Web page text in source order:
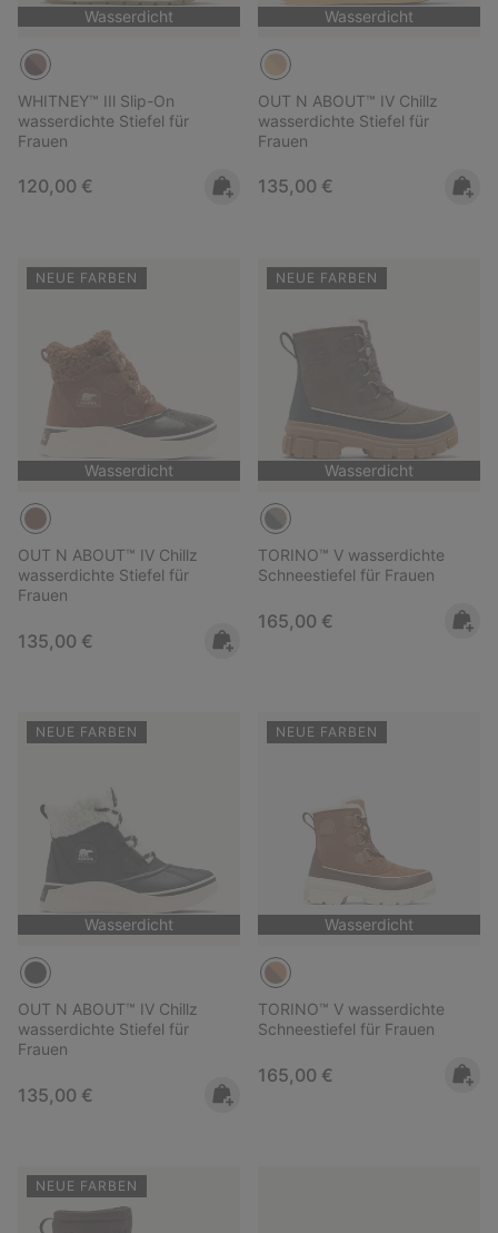
Wasserdicht
WHITNEY™ IIl Slip-On
wasserdichte Stiefel für
Frauen
Regular price:
120,00 €
Wasserdicht
OUT N ABOUT™ IV Chillz
wasserdichte Stiefel für
Frauen
Regular price:
135,00 €
NEUE FARBEN
Wasserdicht
OUT N ABOUT™ IV Chillz
wasserdichte Stiefel für
Frauen
Regular price:
135,00 €
NEUE FARBEN
Wasserdicht
TORINO™ V wasserdichte
Schneestiefel für Frauen
Regular price:
165,00 €
NEUE FARBEN
Wasserdicht
OUT N ABOUT™ IV Chillz
wasserdichte Stiefel für
Frauen
Regular price:
135,00 €
NEUE FARBEN
Wasserdicht
TORINO™ V wasserdichte
Schneestiefel für Frauen
Regular price:
165,00 €
NEUE FARBEN